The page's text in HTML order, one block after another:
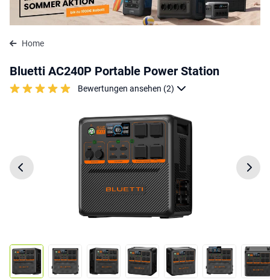
Home
Bluetti AC240P Portable Power Station
Bewertungen ansehen (2)